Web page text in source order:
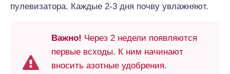
пулевизатора. Каждые 2-3 дня почву увлажняют.
Важно! Через 2 недели появляются
первые всходы. К ним начинают
вносить азотные удобрения.